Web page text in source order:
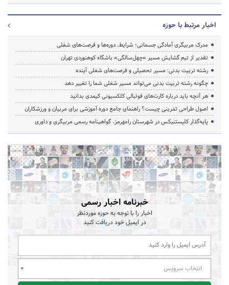
اخبار مرتبط با حوزه
مدرک مربیگری آمادگی جسمانی؛ شرایط، دوره‌ها و فرصت‌های شغلی
تقدیر از تیم گشایش مسیر «چهل‌سالگی» باشگاه کوهنوردی تهران
رشته تربیت بدنی: مسیر تحصیلی و فرصت‌های شغلی آینده
چگونه رشته تربیت بدنی می‌تواند مسیر شغلی شما را تغییر دهد
هر آنچه باید درباره کارت‌های فوتبالی کلکسیونی کیمدی بدانید
اصول طراحی تمرینی چیست؟ راهنمای جامع دوره آموزشی برای مربیان و ورزشکاران
پایه‌گذار کلیستنیکس در شهرستان رامهرمز، گواهینامه رسمی مربیگری و داوری
خبرنامه اخبار رسمی
اخبار را با توجه به حوزه موردنظر
در ایمیل خود دریافت کنید
انتخاب سرویس